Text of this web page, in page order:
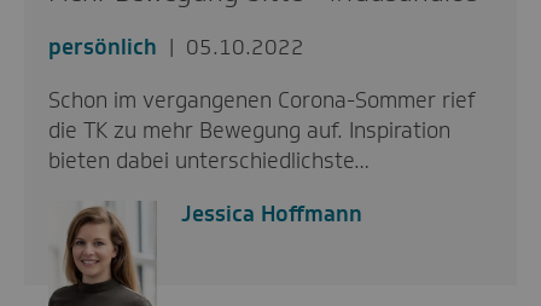
persönlich
05.10.2022
Schon im vergangenen Corona-Sommer rief
die TK zu mehr Bewegung auf. Inspiration
bieten dabei unterschiedlichste…
Jessica Hoffmann